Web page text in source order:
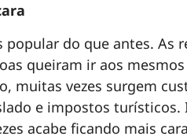
do que antes. As
queiram ir aos
muitas vezes surgem
e impostos turísticos.
acabe ficando mais